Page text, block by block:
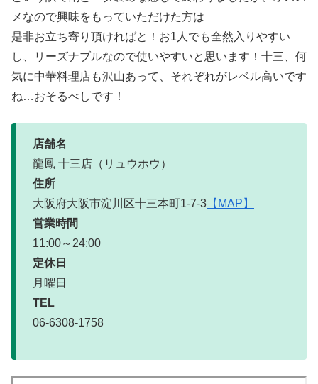
メなので興味をもっていただけた方は
是非お立ち寄り頂ければと！お1人でも全然入りやすい
し、リーズナブルなので使いやすいと思います！十三、何
気に中華料理店も沢山あって、それぞれがレベル高いです
ね…おそるべしです！
店舗名
龍鳳 十三店（リュウホウ）
住所
大阪府大阪市淀川区十三本町1-7-3 【MAP】
営業時間
11:00～24:00
定休日
月曜日
TEL
06-6308-1758